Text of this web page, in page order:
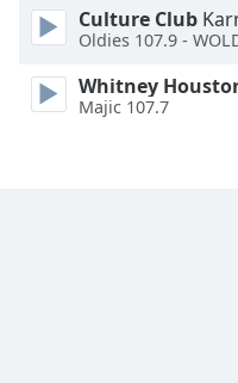
Font
Culture Club
Oldies 107.9 -
Whitney
Majic 107.7